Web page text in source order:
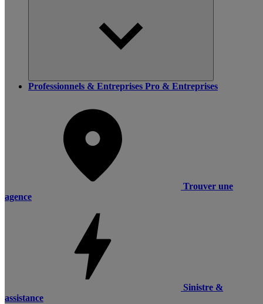
Professionnels & Entreprises Pro & Entreprises
Trouver une
agence
Sinistre &
assistance